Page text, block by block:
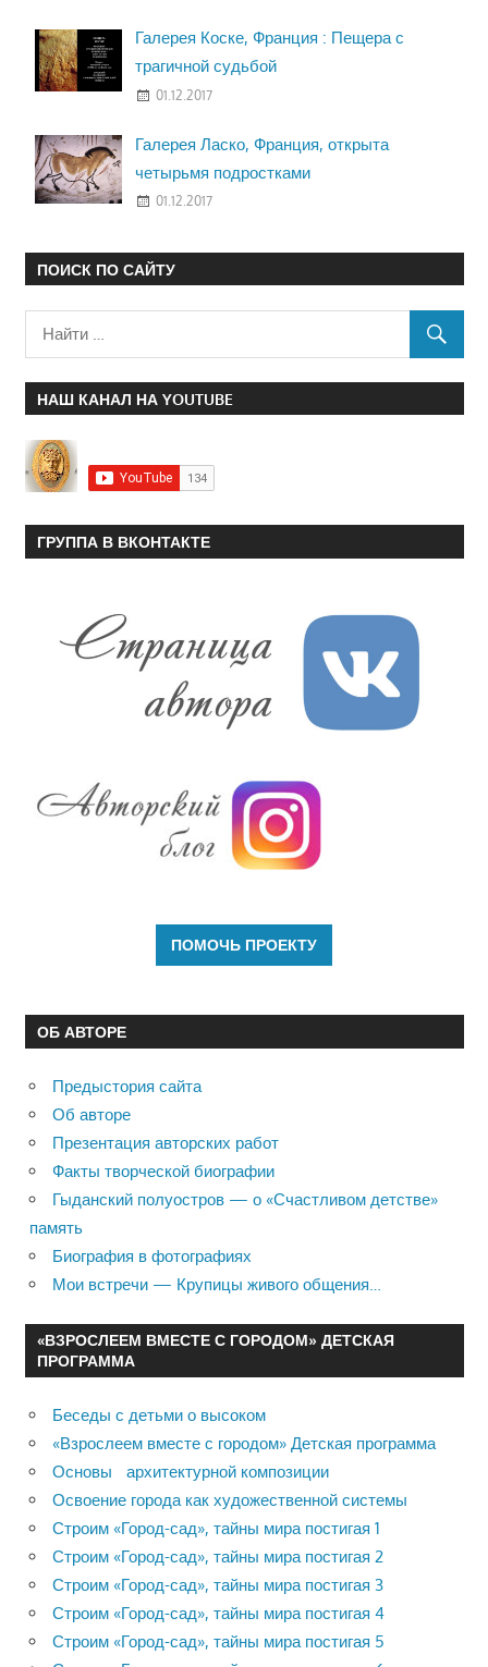
Галерея Коске, Франция : Пещера с
трагичной судьбой
01.12.2017
Галерея Ласко, Франция, открыта
четырьмя подростками
01.12.2017
ПОИСК ПО САЙТУ
НАШ КАНАЛ НА YOUTUBE
ГРУППА В ВКОНТАКТЕ
ОБ АВТОРЕ
Предыстория сайта
Об авторе
Презентация авторских работ
Факты творческой биографии
Гыданский полуостров — о «Счастливом детстве»
память
Биография в фотографиях
Мои встречи — Крупицы живого общения…
«ВЗРОСЛЕЕМ ВМЕСТЕ С ГОРОДОМ» ДЕТСКАЯ
ПРОГРАММА
Беседы с детьми о высоком
«Взрослеем вместе с городом» Детская программа
Основы архитектурной композиции
Освоение города как художественной системы
Строим «Город-сад», тайны мира постигая 1
Строим «Город-сад», тайны мира постигая 2
Строим «Город-сад», тайны мира постигая 3
Строим «Город-сад», тайны мира постигая 4
Строим «Город-сад», тайны мира постигая 5